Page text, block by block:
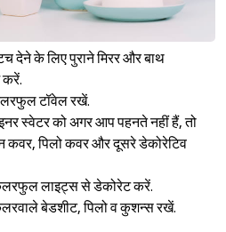
देने के लिए पुराने मिरर और बाथ
टॉवेल रखें.
स्वेटर को अगर आप पहनते नहीं हैं, तो
पिलो कवर और दूसरे डेकोरेटिव
लाइट्स से डेकोरेट करें.
बेडशीट, पिलो व कुशन्स रखें.